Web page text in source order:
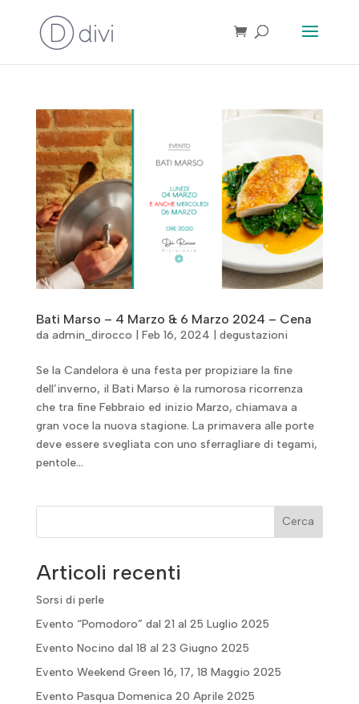
Bati Marso – 4 Marzo & 6 Marzo 2024 – Cena
da admin_dirocco Feb 16, 2024 degustazioni
Se la Candelora è una festa per propiziare la fine
dell’inverno, il Bati Marso è la rumorosa ricorrenza
che tra fine Febbraio ed inizio Marzo, chiamava a
gran voce la nuova stagione. La primavera alle porte
deve essere svegliata con uno sferragliare di tegami,
pentole...
Cerca
Articoli recenti
Sorsi di perle
Evento “Pomodoro” dal 21 al 25 Luglio 2025
Evento Nocino dal 18 al 23 Giugno 2025
Evento Weekend Green 16, 17, 18 Maggio 2025
Evento Pasqua Domenica 20 Aprile 2025